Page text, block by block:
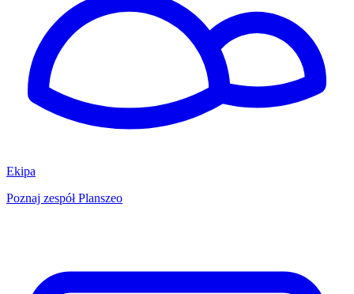
Ekipa
Poznaj zespół Planszeo